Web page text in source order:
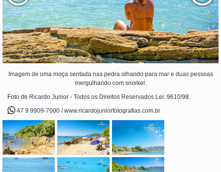
Imagem de uma moça sentada nas pedra olhando para mar e duas pessoas
mergulhando com snorkel.
Foto de Ricardo Junior - Todos os Direitos Reservados Lei: 9610/98.
47 9 9909-7000 / www.ricardojuniorfotografias.com.br